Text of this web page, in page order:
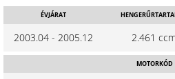
ÉVJÁRAT
2003.04 - 2005.12 2.461
MOTORKÓD